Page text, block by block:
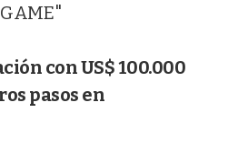
con US$ 100.000
pasos en